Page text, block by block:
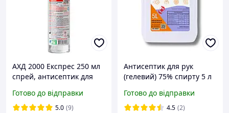
АХД 2000 Експрес 250 мл
спрей, антисептик для
для обробки інструментів
та поверхонь |
Готово до відправки
5.0 (9)
Антисептик для рук
(гелевий) 75% спирту 5 л
Готово до відправки
4.5 (2)